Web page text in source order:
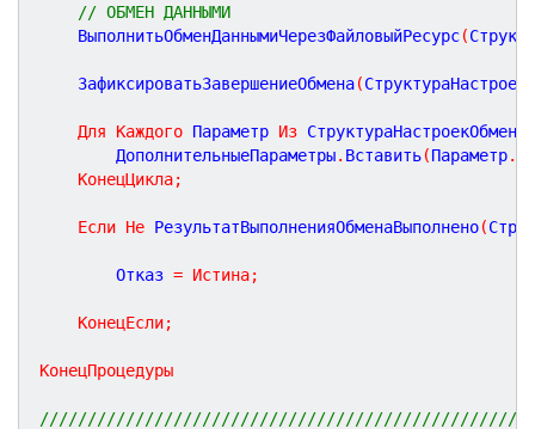
// ОБМЕН ДАННЫМИ
	ВыполнитьОбменДаннымиЧерезФайловыйРесурс
(
	ЗафиксироватьЗавершениеОбмена
(
Для Каждого Параметр Из СтруктураНастроекОбмена
		ДополнительныеПараметры
. Вставить(Параметр.
КонецЦикла;
Если Не РезультатВыполненияОбменаВыполнено(
		Отказ
= Истина;
КонецЕсли;
КонецПроцедуры